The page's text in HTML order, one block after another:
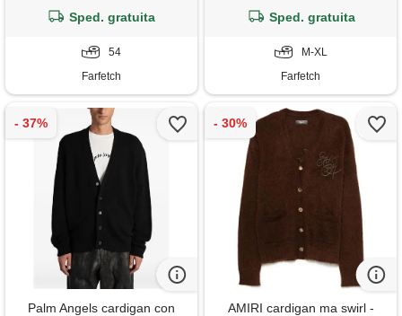
Sped. gratuita
54
Farfetch
Sped. gratuita
M-XL
Farfetch
Palm Angels cardigan con
AMIRI cardigan ma swirl -